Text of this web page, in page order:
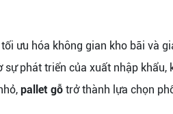
ưu hóa không gian kho bãi và
sự phát triển của xuất nhập khẩu,
pallet gỗ trở thành lựa chọn